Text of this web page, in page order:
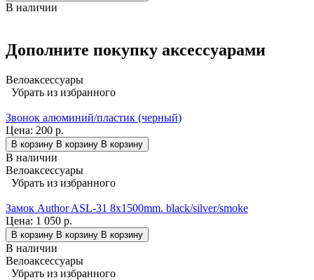
В наличии
Дополните покупку аксессуарами
Велоаксессуары
Убрать из избранного
Звонок алюминий/пластик (черный)
Цена: 200 р.
В корзину В корзину В корзину
В наличии
Велоаксессуары
Убрать из избранного
Замок Author ASL-31 8x1500mm. black/silver/smoke
Цена: 1 050 р.
В корзину В корзину В корзину
В наличии
Велоаксессуары
Убрать из избранного